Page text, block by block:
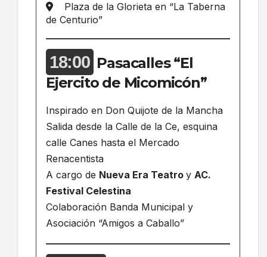
Plaza de la Glorieta en “La Taberna
de Centurio”
18:00 Pasacalles “El
Ejercito de Micomicón”
Inspirado en Don Quijote de la Mancha
Salida desde la Calle de la Ce, esquina
calle Canes hasta el Mercado
Renacentista
A cargo de Nueva Era Teatro y AC.
Festival Celestina
Colaboración Banda Municipal y
Asociación “Amigos a Caballo”